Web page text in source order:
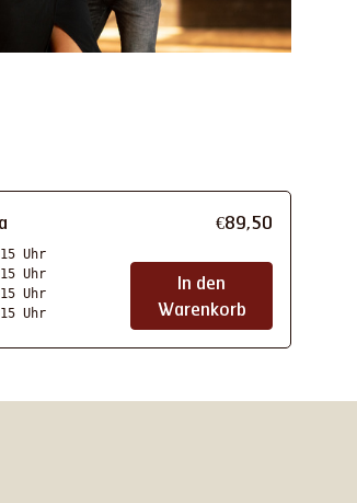
Uhr
Uhr
Uhr
Uhr
€89,50
In den
Warenkorb